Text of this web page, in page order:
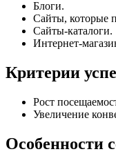
Блоги.
Сайты, которые
Сайты-каталоги.
Интернет-
Критерии
Рост
Увеличение
Особенности